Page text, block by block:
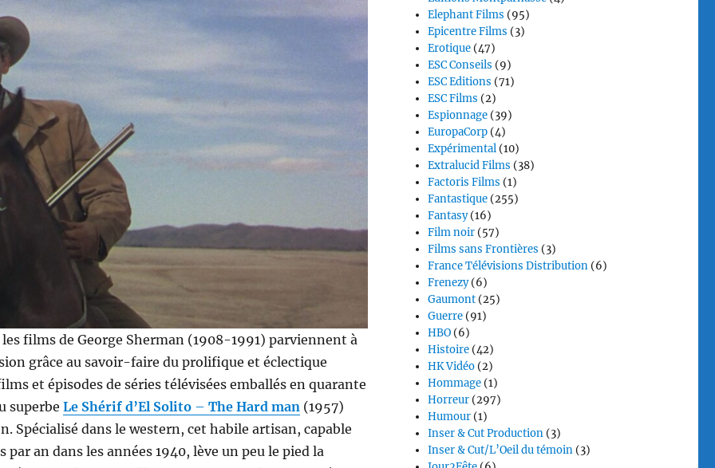
films de George Sherman (1908-1991) parviennent à
grâce au savoir-faire du prolifique et éclectique
et épisodes de séries télévisées emballés en quarante
superbe Le Shérif d’El Solito – The Hard man (1957)
Spécialisé dans le western, cet habile artisan, capable
an dans les années 1940, lève un peu le pied la
Elephant Films (95)
Epicentre Films (3)
Erotique (47)
ESC Conseils (9)
ESC Editions (71)
ESC Films (2)
Espionnage (39)
EuropaCorp (4)
Expérimental (10)
Extralucid Films (38)
Factoris Films (1)
Fantastique (255)
Fantasy(16)
Film noir (57)
Films sans Frontières (3)
France Télévisions Distribution (6)
Frenezy(6)
Gaumont (25)
Guerre (91)
HBO (6)
Histoire (42)
HK Vidéo (2)
Hommage (1)
Horreur (297)
Humour (1)
Inser & Cut Production (3)
Inser & Cut/L’Oeil du témoin (3)